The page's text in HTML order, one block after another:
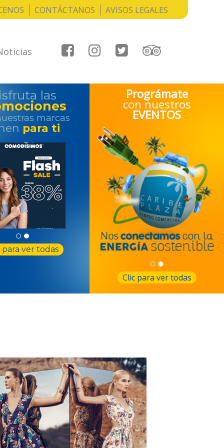
CONTÁCTANOS AVISOS LEGALES
las
marcas
para ti
para ver todas
Prográmate
con nuestros
EVENTOS
Clic para ver todas